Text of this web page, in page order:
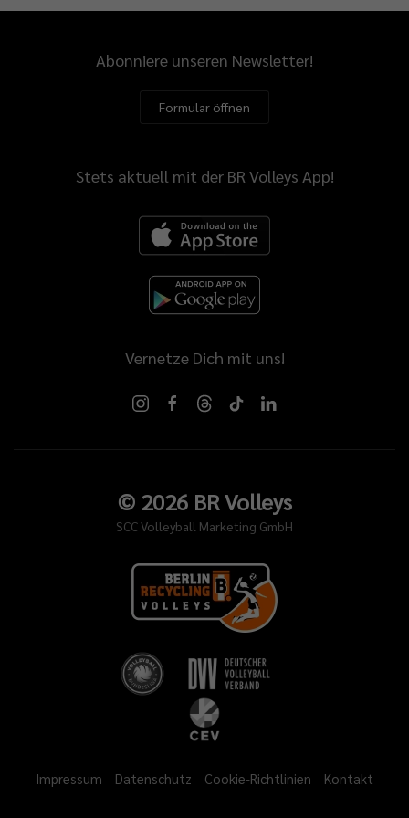
Abonniere unseren Newsletter!
Formular öffnen
Stets aktuell mit der BR Volleys App!
Vernetze Dich mit uns!
© 2026BR Volleys
SCC Volleyball Marketing GmbH
Impressum Datenschutz Cookie-Richtlinien Kontakt